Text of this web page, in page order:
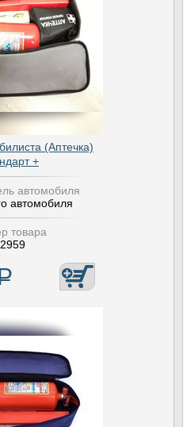
(Аптечка)
+
автомобиля
автомобиля
товара